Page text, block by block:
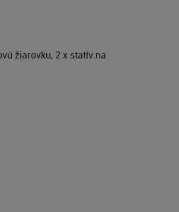
žiarovku, 2 x statív na